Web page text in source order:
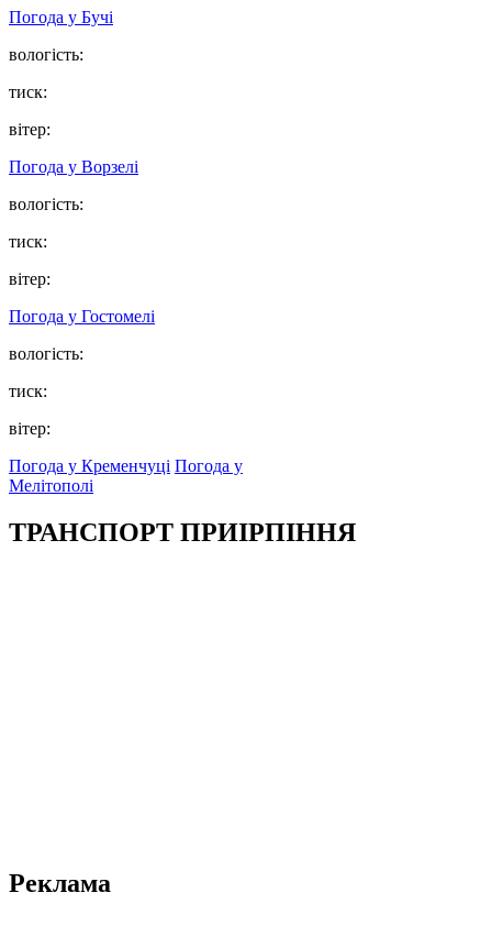
Погода у Бучі
вологість:
тиск:
вітер:
Погода у Ворзелі
вологість:
тиск:
вітер:
Погода у Гостомелі
вологість:
тиск:
вітер:
Погода у Кременчуці Погода у
Мелітополі
ТРАНСПОРТ ПРИІРПІННЯ
Реклама